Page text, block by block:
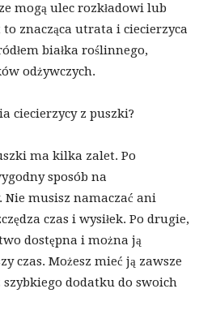
mogą ulec rozkładowi lub
znacząca utrata i ciecierzyca
białka roślinnego,
odżywczych.
ciecierzycy z puszki?
ma kilka zalet. Po
sposób na
Nie musisz namaczać ani
czas i wysiłek. Po drugie,
dostępna i można ją
czas. Możesz mieć ją zawsze
szybkiego dodatku do swoich